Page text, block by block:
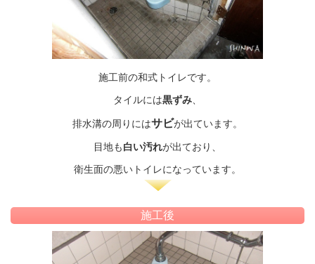
施工前の和式トイレです。
タイルには黒ずみ
排水溝の周りにはサビが出ています。
目地も白い汚れが出ており、
衛生面の悪いトイレになっています。
施工後